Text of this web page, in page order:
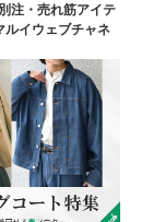
注・売れ筋アイテ
ルイウェブチャネ